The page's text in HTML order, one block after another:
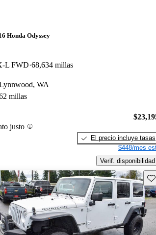
Honda Odyssey
L FWD 68,634 millas
WA
millas
justo
El precio incluye tasas
$448/mes
Verif. disponibilidad
este Aviso